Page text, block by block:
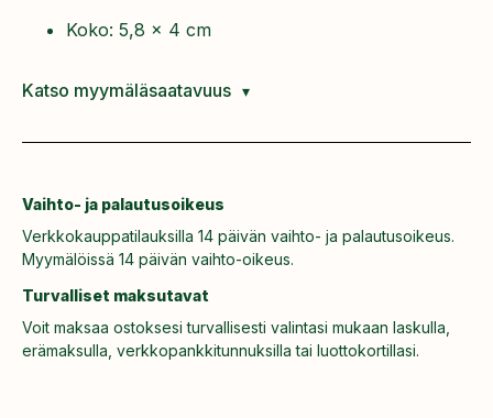
Koko: 5,8 x 4 cm
Katso myymäläsaatavuus
Vaihto- ja palautusoikeus
Verkkokauppatilauksilla 14 päivän vaihto- ja palautusoikeus.
Myymälöissä 14 päivän vaihto-oikeus.
Turvalliset maksutavat
Voit maksaa ostoksesi turvallisesti valintasi mukaan laskulla,
erämaksulla, verkkopankkitunnuksilla tai luottokortillasi.